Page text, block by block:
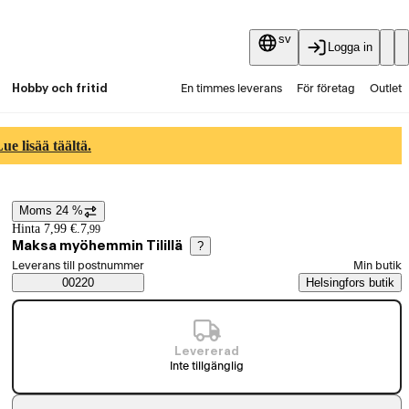
sv
Logga in
Hobby och fritid En timmes leverans För företag Outlet
lisää täältä.
Prisinformation
Moms 24 %
Hinta 7,99 €. 7,99
Maksa myöhemmin Tilillä ?
Saatavuustiedot
Välj beställningssätt
Leverans till postnummer
00220
Min butik
Helsingfors butik
Levererad
Inte tillgänglig